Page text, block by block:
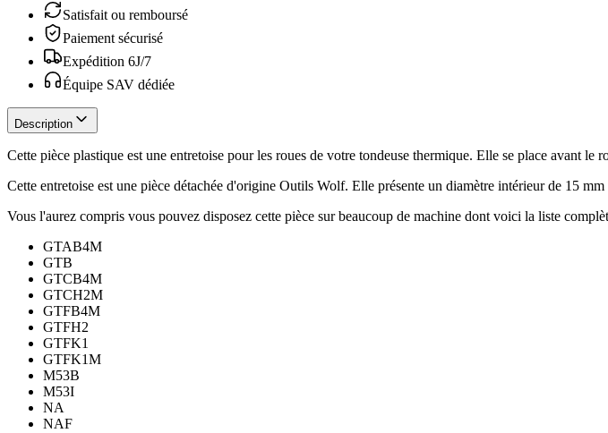
Satisfait ou remboursé
Paiement sécurisé
Expédition 6J/7
Équipe SAV dédiée
Description
Cette pièce plastique est une entretoise pour les roues de votre tondeuse thermique. Elle se place avant le
Cette entretoise est une pièce détachée d'origine Outils Wolf. Elle présente un diamètre intérieur de 15
Vous l'aurez compris vous pouvez disposez cette pièce sur beaucoup de machine dont voici la liste
GTAB4M
GTB
GTCB4M
GTCH2M
GTFB4M
GTFH2
GTFK1
GTFK1M
M53B
M53I
NA
NAF